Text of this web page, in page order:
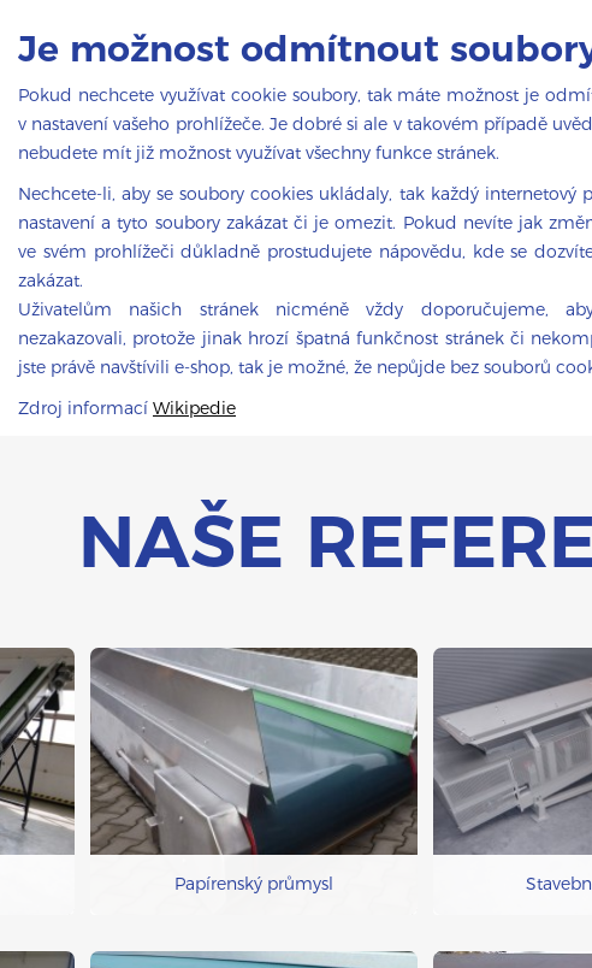
Je možnost odmítnout
Pokud nechcete využívat cookie soubory, tak máte možnost je
v nastavení vašeho prohlížeče. Je dobré si ale v takovém případě
nebudete mít již možnost využívat všechny funkce stránek.
Nechcete-li, aby se soubory cookies ukládaly, tak každý
nastavení a tyto soubory zakázat či je omezit. Pokud nevíte jak
ve svém prohlížeči důkladně prostudujete nápovědu, kde se
zakázat.
Uživatelům našich stránek nicméně vždy doporučujeme,
nezakazovali, protože jinak hrozí špatná funkčnost stránek či
jste právě navštívili e-shop, tak je možné, že nepůjde bez souborů
Zdroj informací Wikipedie
NAŠE
Papírenský průmysl